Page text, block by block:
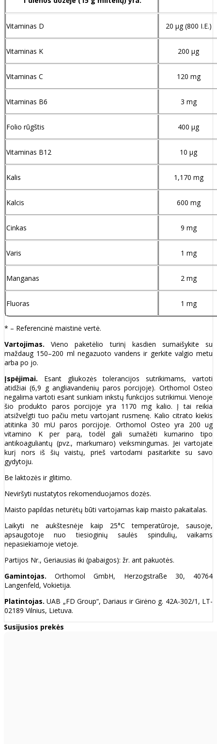
Vitaminas D 20 µg (800 I.E.)
Vitaminas K 200 µg
Vitaminas C 120 mg
Vitaminas B6 3 mg
Folio rūgštis 400 µg
Vitaminas B12 10 µg
Kalis 1,170 mg
Kalcis 600 mg
Cinkas 9 mg
Varis 1 mg
Manganas 2 mg
Fluoras 1 mg
* – Referencinė maistinė vertė.
Vartojimas. Vieno paketėlio turinį kasdien sumaišykite su
maždaug 150–200 ml negazuoto vandens ir gerkite valgio metu
arba po jo.
Įspėjimai. Esant gliukozės tolerancijos sutrikimams, vartoti
atidžiai (6,9 g angliavandenių paros porcijoje). Orthomol Osteo
negalima vartoti esant sunkiam inkstų funkcijos sutrikimui. Vienoje
šio produkto paros porcijoje yra 1170 mg kalio. Į tai reikia
atsižvelgti tuo pačiu metu vartojant rusmenę. Kalio citrato kiekis
atitinka 30 mU paros porcijoje. Orthomol Osteo yra 200 ug
vitamino K per parą, todėl gali sumažėti kumarino tipo
antikoaguliantų (pvz., markumaro) veiksmingumas. Jei vartojate
kurį nors iš šių vaistų, prieš vartodami pasitarkite su savo
gydytoju.
Be laktozės ir glitimo.
Neviršyti nustatytos rekomenduojamos dozės.
Maisto papildas neturėtų būti vartojamas kaip maisto pakaitalas.
Laikyti ne aukštesnėje kaip 25°C temperatūroje, sausoje,
apsaugotoje nuo tiesioginių saulės spindulių, vaikams
nepasiekiamoje vietoje.
Partijos Nr., Geriausias iki (pabaigos): žr. ant pakuotės.
Gamintojas. Orthomol GmbH, Herzogstraße 30, 40764
Langenfeld, Vokietija.
Platintojas. UAB „FD Group“, Dariaus ir Girėno g. 42A-302/1, LT-
02189 Vilnius, Lietuva.
Susijusios prekės